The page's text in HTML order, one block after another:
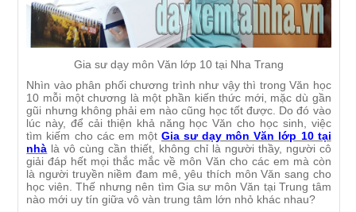
Gia sư dạy môn Văn lớp 10 tại Nha Trang
Nhìn vào phân phối chương trình như vậy thì trong Văn học
10 mỗi một chương là một phần kiến thức mới, mặc dù gần
gũi nhưng không phải em nào cũng học tốt được. Do đó vào
lúc này, để cải thiện khả năng học Văn cho học sinh, việc
tìm kiếm cho các em một Gia sư dạy môn Văn lớp 10 tại
nhà là vô cùng cần thiết, không chỉ là người thầy, người cô
giải đáp hết mọi thắc mắc về môn Văn cho các em mà còn
là người truyền niềm đam mê, yêu thích môn Văn sang cho
học viên. Thế nhưng nên tìm Gia sư môn Văn tại Trung tâm
nào mới uy tín giữa vô vàn trung tâm lớn nhỏ khác nhau?